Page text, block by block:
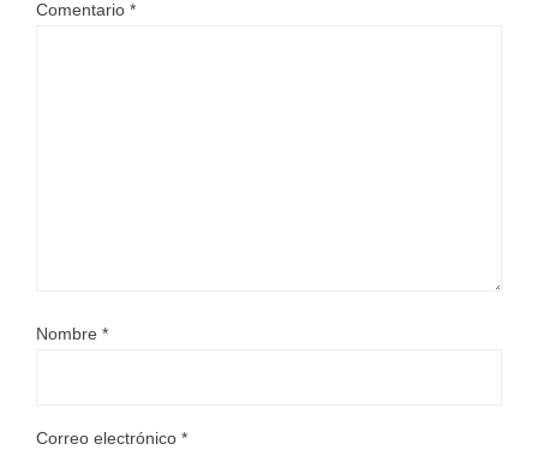
Comentario *
Nombre *
Correo electrónico *